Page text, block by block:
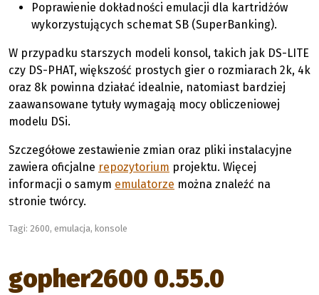
Poprawienie dokładności emulacji dla kartridżów
wykorzystujących schemat SB (SuperBanking).
W przypadku starszych modeli konsol, takich jak DS-LITE
czy DS-PHAT, większość prostych gier o rozmiarach 2k, 4k
oraz 8k powinna działać idealnie, natomiast bardziej
zaawansowane tytuły wymagają mocy obliczeniowej
modelu DSi.
Szczegółowe zestawienie zmian oraz pliki instalacyjne
zawiera oficjalne repozytorium projektu. Więcej
informacji o samym emulatorze można znaleźć na
stronie twórcy.
Tagi: 2600, emulacja, konsole
gopher2600 0.55.0